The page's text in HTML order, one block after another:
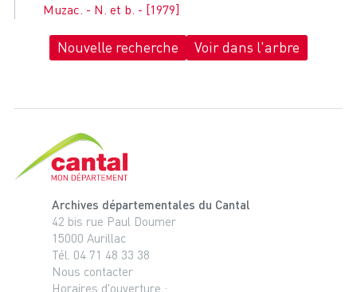
Muzac. - N. et b. - [1979]
Nouvelle recherche Voir dans l'arbre
Archives départementales du Cantal
42 bis rue Paul Doumer
15000 Aurillac
Tél. 04 71 48 33 38
Nous contacter
Horaires d'ouverture :